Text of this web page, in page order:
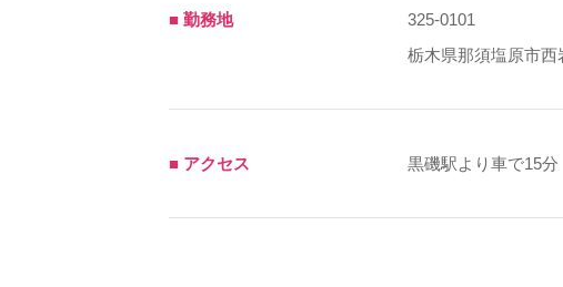
■ 勤務地
325-0101
栃木県那須塩原市西
■ アクセス 黒磯駅より車で15分